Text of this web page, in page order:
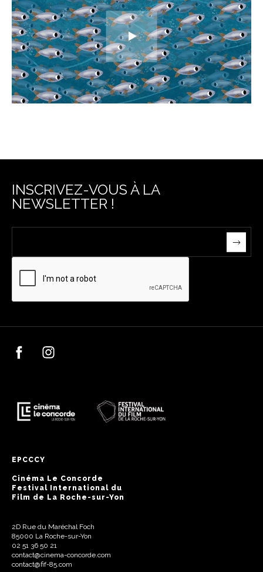
INSCRIVEZ-VOUS À LA
NEWSLETTER !
EPCCCY
Cinéma Le Concorde
Festival International du
Film de La Roche-sur-Yon
2D Rue du Maréchal Foch
85000 La Roche-sur-Yon
02 51 36 50 21
contact@cinema-concorde.com
contact@fif-85.com